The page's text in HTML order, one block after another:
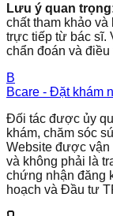
Lưu ý quan
chất tham khảo
trực tiếp từ bác sĩ.
chẩn đoán và điều
B
Bcare - Đặt khám
Đối tác được ủy
khám, chăm sóc
Website được
và không phải là
chứng nhận đăng
hoạch và Đầu tư